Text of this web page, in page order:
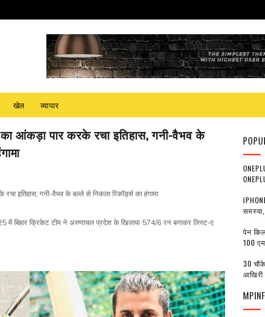
खेल व्यापार
आंकड़ा पार करके रचा इतिहास, गनी-वैभव के
इतिहास, गनी-वैभव के बल्‍ले से निकला रिकॉर्ड्स का हंगामा
में बिहार क्रिकेट टीम ने अरुणाचल प्रदेश के खिलाफ 574/6 रन बनाकर लिस्ट-ए
पेन
100
30
आखिरी